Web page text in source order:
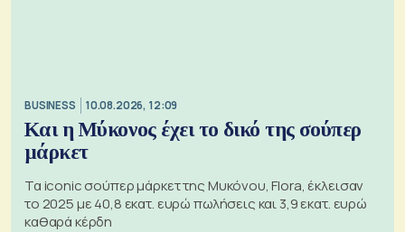
BUSINESS 10.08.2026, 12:09
Και η Μύκονος έχει το δικό της σούπερ
μάρκετ
Τα iconic σούπερ μάρκετ της Μυκόνου, Flora, έκλεισαν
το 2025 με 40,8 εκατ. ευρώ πωλήσεις και 3,9 εκατ. ευρώ
καθαρά κέρδη